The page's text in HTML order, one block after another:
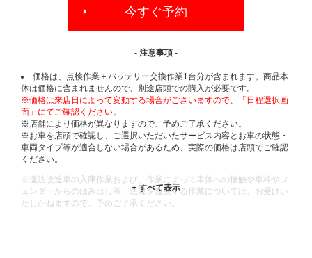
今すぐ予約
- 注意事項 -
価格は、点検作業＋バッテリー交換作業1台分が含まれます。商品本
体は価格に含まれませんので、別途店頭での購入が必要です。
※価格は来店日によって変動する場合がございますので、「日程選択画
面」にてご確認ください。
※店舗により価格が異なりますので、予めご了承ください。
※お車を店頭で確認し、ご選択いただいたサービス内容とお車の状態・
車両タイプ等が適合しない場合があるため、実際の価格は店頭でご確認
ください。
※違法改造車の入庫作業および、作業によって車体への接触や車枠やフ
ェンダーからのはみ出し等、法規を逸脱する作業については、お受けい
たしかねますので、予めご了承ください。